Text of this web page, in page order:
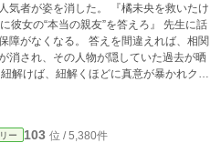
消した。 『橘未央を救いたけ
の“本当の親友”を答えろ』 先生に話
障がなくなる。 答えを間違えれば、相関
消され、その人物が隠していた過去が晒
いく。 誰とも深く関わらず、人間関係を
透真は、友情相関図とどう向き合うの
ー 103 位 / 5,380件